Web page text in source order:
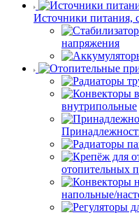
Источники питания,
напряжения
внутрипольные
отопительных
напольные/